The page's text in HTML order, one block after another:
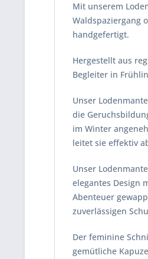
Mit unserem
Waldspaziergang
handgefertigt.
Hergestellt aus
Begleiter in
Unser
die
im Winter
leitet sie effektiv
Unser
elegantes Design
Abenteuer
zuverlässigen
Der feminine
gemütliche